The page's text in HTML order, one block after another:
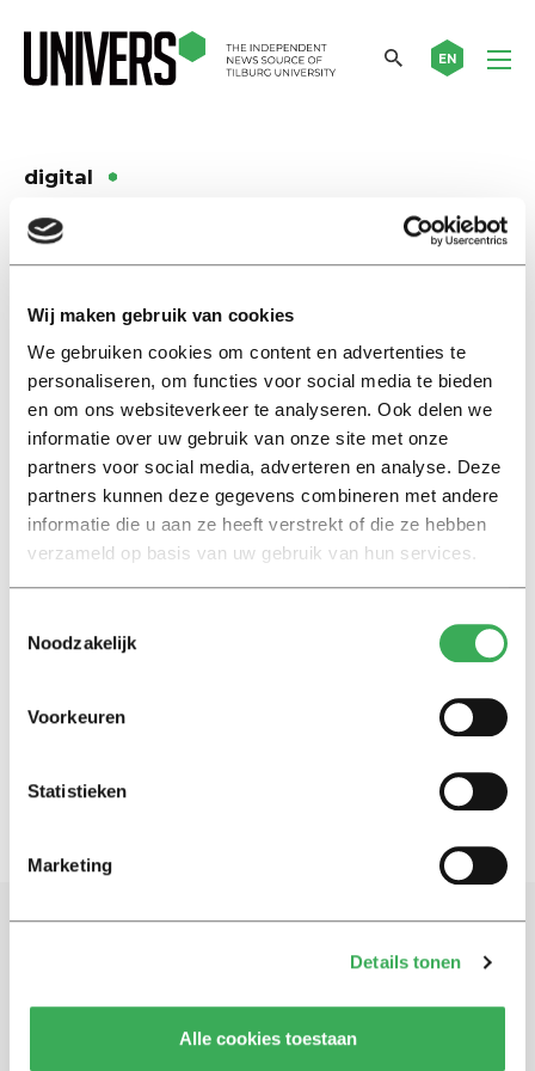
Wij maken gebruik van cookies
We gebruiken cookies om content en advertenties te
personaliseren, om functies voor social media te bieden
en om ons websiteverkeer te analyseren. Ook delen we
informatie over uw gebruik van onze site met onze
partners voor social media, adverteren en analyse. Deze
partners kunnen deze gegevens combineren met andere
informatie die u aan ze heeft verstrekt of die ze hebben
verzameld op basis van uw gebruik van hun services.
Noodzakelijk
Voorkeuren
Statistieken
Marketing
Details tonen
Alle cookies toestaan
EN
digital
Supermarket Apps Influence
09 juli 2025
Background story
From Hashtag to Street Protest:
‘#BlackLivesMatter is a Battle
Cry for Minorities’
19 mei 2025
Max Verhaar on His Digital
Algorithm Is Taking Over’
Univers.